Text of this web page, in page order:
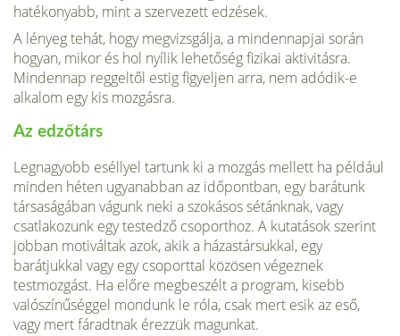
hatékonyabb, mint a szervezett edzések.
A lényeg tehát, hogy megvizsgálja, a mindennapjai során
hogyan, mikor és hol nyílik lehetőség fizikai aktivitásra.
Mindennap reggeltől estig figyeljen arra, nem adódik-e
alkalom egy kis mozgásra.
Az edzőtárs
Legnagyobb eséllyel tartunk ki a mozgás mellett ha például
minden héten ugyanabban az időpontban, egy barátunk
társaságában vágunk neki a szokásos sétánknak, vagy
csatlakozunk egy testedző csoporthoz. A kutatások szerint
jobban motiváltak azok, akik a házastársukkal, egy
barátjukkal vagy egy csoporttal közösen végeznek
testmozgást. Ha előre megbeszélt a program, kisebb
valószínűséggel mondunk le róla, csak mert esik az eső,
vagy mert fáradtnak érezzük magunkat.